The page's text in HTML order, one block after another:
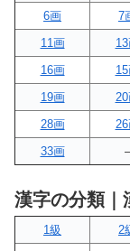
6画
7
11画
16画
19画
28画
33画
–
漢字の分類｜
1級 2